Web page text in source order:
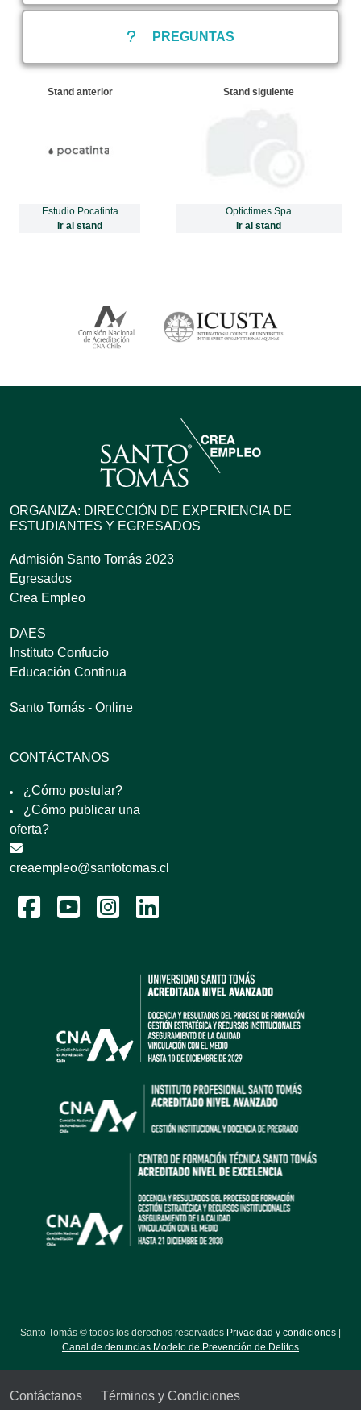
PREGUNTAS
Stand anterior
Estudio Pocatinta
Ir al stand
Stand siguiente
Optictimes Spa
Ir al stand
ORGANIZA: DIRECCIÓN DE EXPERIENCIA DE
ESTUDIANTES Y EGRESADOS
Admisión Santo Tomás 2023
Egresados
Crea Empleo
DAES
Instituto Confucio
Educación Continua
Santo Tomás - Online
CONTÁCTANOS
¿Cómo postular?
¿Cómo publicar una
oferta?
creaempleo@santotomas.cl
Santo Tomás © todos los derechos reservados Privacidad y condiciones
Canal de denuncias Modelo de Prevención de Delitos
Contáctanos Términos y Condiciones